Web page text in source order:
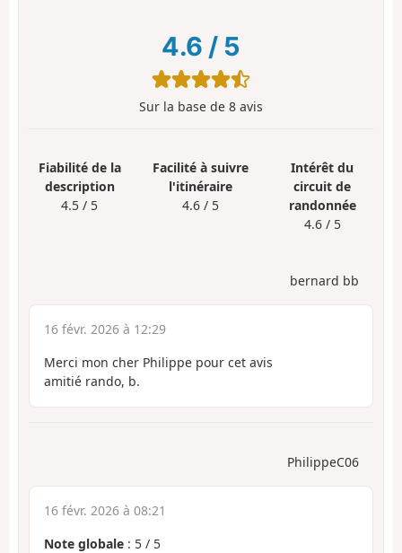
4.6 / 5
Sur la base de 8 avis
Fiabilité de la
description
4.5 / 5
Facilité à suivre
l'itinéraire
4.6 / 5
Intérêt du
circuit de
randonnée
4.6 / 5
bernard bb
16 févr. 2026 à 12:29
Merci mon cher Philippe pour cet avis
amitié rando, b.
PhilippeC06
16 févr. 2026 à 08:21
Note globale : 5 / 5